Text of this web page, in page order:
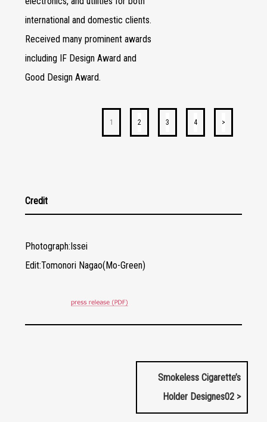
international and domestic clients.
Received many prominent awards
including IF Design Award and
Good Design Award.
1 2 3 4 >
Credit
Photograph:Issei
Edit:Tomonori Nagao(Mo-Green)
Smokeless Cigarette’s
Holder Designes02 >